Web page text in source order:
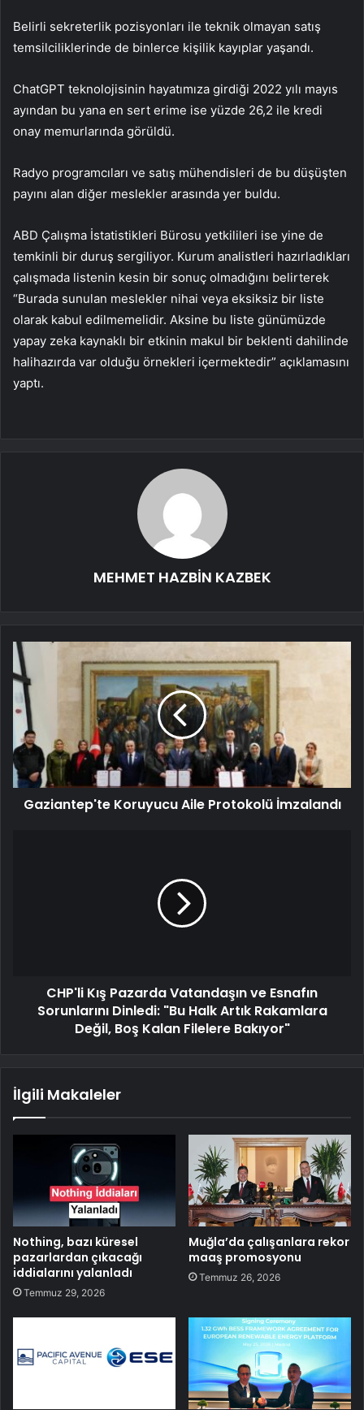
Belirli sekreterlik pozisyonları ile teknik olmayan satış
temsilciliklerinde de binlerce kişilik kayıplar yaşandı.
ChatGPT teknolojisinin hayatımıza girdiği 2022 yılı mayıs
ayından bu yana en sert erime ise yüzde 26,2 ile kredi
onay memurlarında görüldü.
Radyo programcıları ve satış mühendisleri de bu düşüşten
payını alan diğer meslekler arasında yer buldu.
ABD Çalışma İstatistikleri Bürosu yetkilileri ise yine de
temkinli bir duruş sergiliyor. Kurum analistleri hazırladıkları
çalışmada listenin kesin bir sonuç olmadığını belirterek
“Burada sunulan meslekler nihai veya eksiksiz bir liste
olarak kabul edilmemelidir. Aksine bu liste günümüzde
yapay zeka kaynaklı bir etkinin makul bir beklenti dahilinde
halihazırda var olduğu örnekleri içermektedir” açıklamasını
yaptı.
MEHMET HAZBİN KAZBEK
Gaziantep'te Koruyucu Aile Protokolü İmzalandı
CHP'li Kış Pazarda Vatandaşın ve Esnafın
Sorunlarını Dinledi: "Bu Halk Artık Rakamlara
Değil, Boş Kalan Filelere Bakıyor"
İlgili Makaleler
Nothing, bazı küresel
pazarlardan çıkacağı
iddialarını yalanladı
Temmuz 29, 2026
Muğla’da çalışanlara rekor
maaş promosyonu
Temmuz 26, 2026